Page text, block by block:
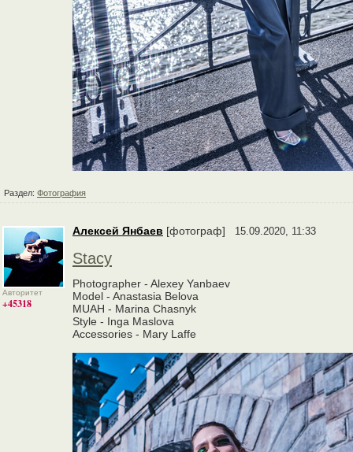
Раздел: Фотография
Авторитет
+45318
Алексей Янбаев [фотограф] 15.09.2020, 11:33
Stacy
Photographer - Alexey Yanbaev
Model - Anastasia Belova
MUAH - Marina Chasnyk
Style - Inga Maslova
Accessories - Mary Laffe